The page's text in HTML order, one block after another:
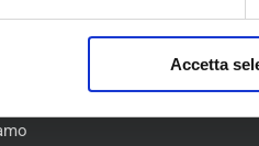
Accetta